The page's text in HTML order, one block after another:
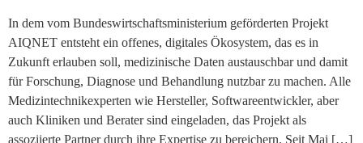
In dem vom Bundeswirtschaftsministerium geförderten Projekt
AIQNET entsteht ein offenes, digitales Ökosystem, das es in
Zukunft erlauben soll, medizinische Daten austauschbar und damit
für Forschung, Diagnose und Behandlung nutzbar zu machen. Alle
Medizintechnikexperten wie Hersteller, Softwareentwickler, aber
auch Kliniken und Berater sind eingeladen, das Projekt als
assoziierte Partner durch ihre Expertise zu bereichern. Seit Mai […]